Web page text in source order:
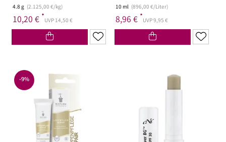
4.8 g (2.125,00 €/kg)
10,20 € *UVP 14,50 €
10 ml (896,00 €/Liter)
8,96 € *UVP 9,95 €
-9%